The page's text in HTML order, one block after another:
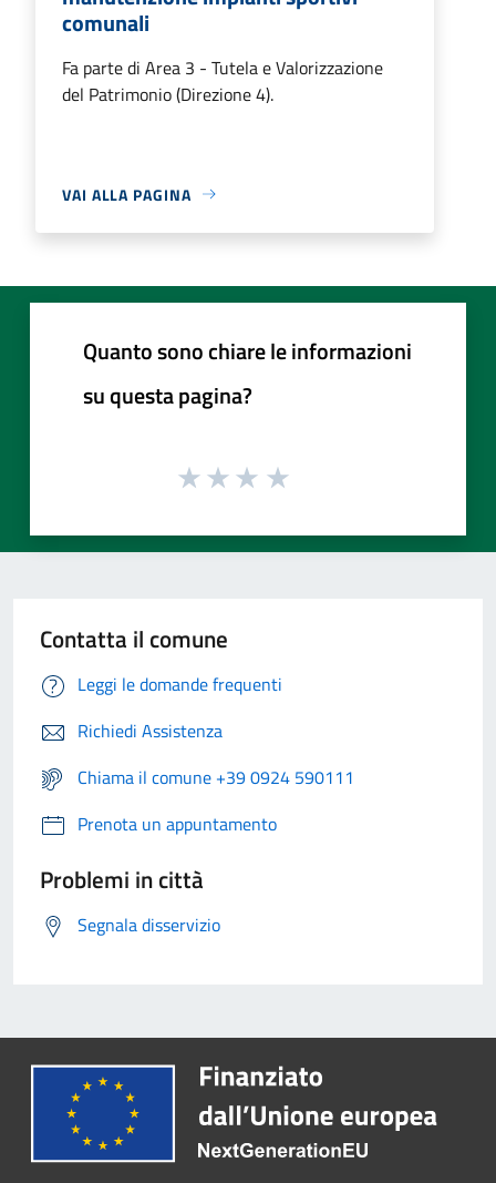
comunali
Fa parte di Area 3 - Tutela e Valorizzazione
del Patrimonio (Direzione 4).
VAI ALLA PAGINA
Quanto sono chiare le informazioni
su questa pagina?
Contatta il comune
Leggi le domande frequenti
Richiedi Assistenza
Chiama il comune +39 0924 590111
Prenota un appuntamento
Problemi in città
Segnala disservizio